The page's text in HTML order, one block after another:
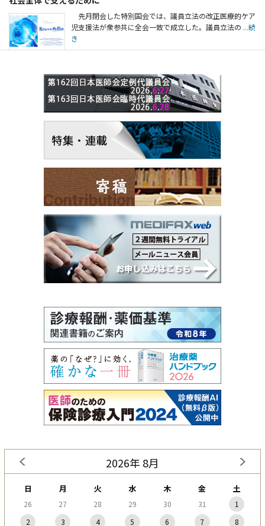
先月閉会した特別国会では、議員立法の改正医療的ケア
児支援法が衆参共に全会一致で成立した。議員立法の ...続
き
2026年 8月
日 月 火 水 木 金 土
26 27 28 29 30 31
1
2
3 4 5 6 7
8